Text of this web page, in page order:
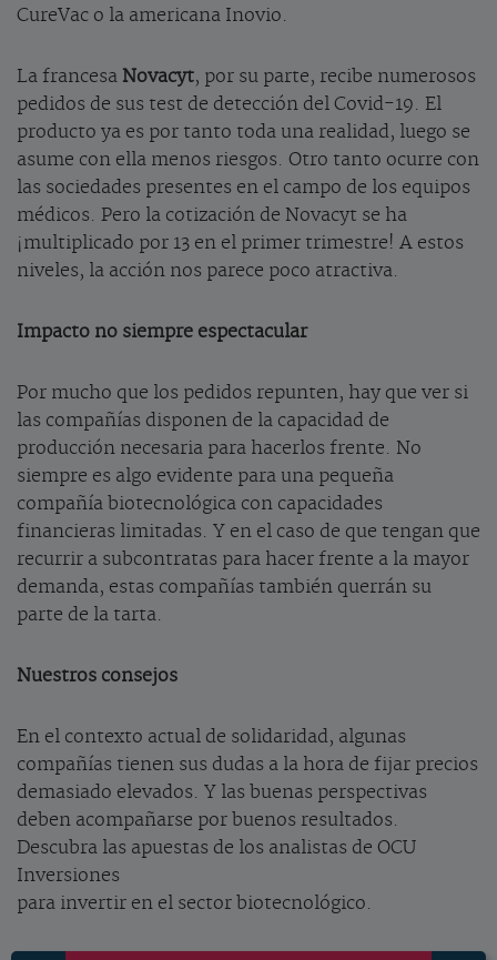
CureVac o la americana Inovio.
La francesa Novacyt, por su parte, recibe numerosos
pedidos de sus test de detección del Covid-19. El
producto ya es por tanto toda una realidad, luego se
asume con ella menos riesgos. Otro tanto ocurre con
las sociedades presentes en el campo de los equipos
médicos. Pero la cotización de Novacyt se ha
¡multiplicado por 13 en el primer trimestre! A estos
niveles, la acción nos parece poco atractiva.
Impacto no siempre espectacular
Por mucho que los pedidos repunten, hay que ver si
las compañías disponen de la capacidad de
producción necesaria para hacerlos frente. No
siempre es algo evidente para una pequeña
compañía biotecnológica con capacidades
financieras limitadas. Y en el caso de que tengan que
recurrir a subcontratas para hacer frente a la mayor
demanda, estas compañías también querrán su
parte de la tarta.
Nuestros consejos
En el contexto actual de solidaridad, algunas
compañías tienen sus dudas a la hora de fijar precios
demasiado elevados. Y las buenas perspectivas
deben acompañarse por buenos resultados.
Descubra las apuestas de los analistas de OCU
Inversiones
para invertir en el sector biotecnológico.